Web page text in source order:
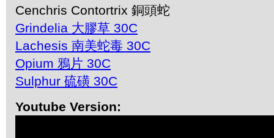
Cenchris Contortrix 銅頭蛇
Grindelia 大膠草 30C
Lachesis 南美蛇毒 30C
Opium 鴉片 30C
Sulphur 硫磺 30C
Youtube Version: